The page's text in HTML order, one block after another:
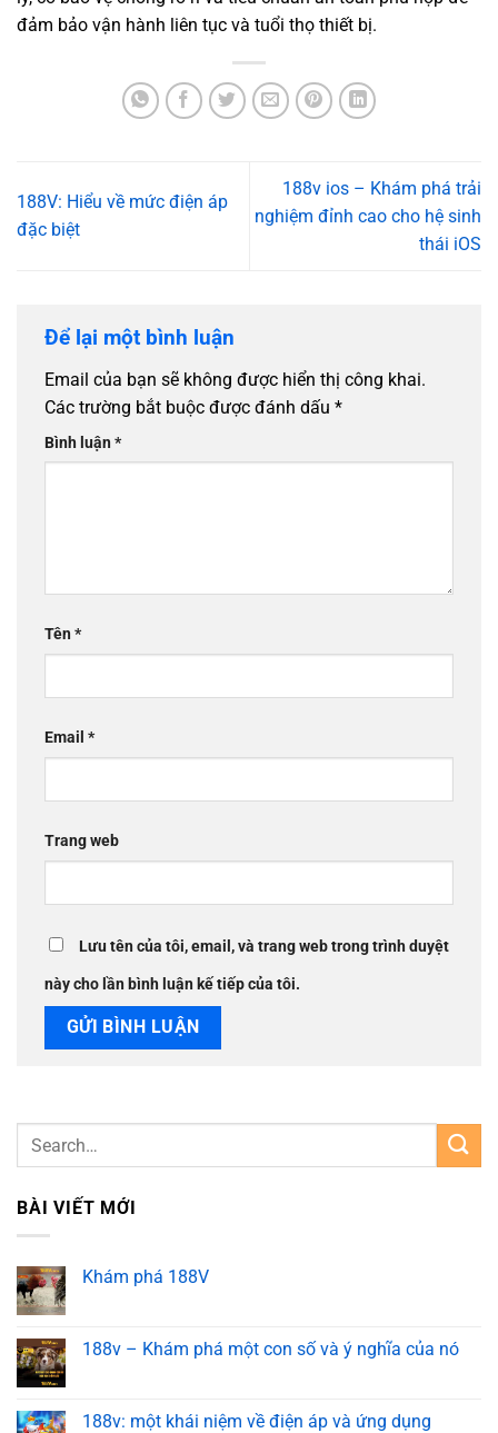
đảm bảo vận hành liên tục và tuổi thọ thiết bị.
188V: Hiểu về mức điện áp
đặc biệt
188v ios – Khám phá trải
nghiệm đỉnh cao cho hệ sinh
thái iOS
Để lại một bình luận
Email của bạn sẽ không được hiển thị công khai.
Các trường bắt buộc được đánh dấu *
Bình luận*
Tên*
Email *
Trang web
Lưu tên của tôi, email, và trang web trong trình duyệt
này cho lần bình luận kế tiếp của tôi.
BÀI VIẾT MỚI
Khám phá 188V
188v – Khám phá một con số và ý nghĩa của nó
188v: một khái niệm về điện áp và ứng dụng